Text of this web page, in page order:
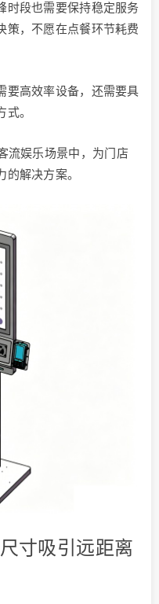
时段也需要保持稳定服务
策，不愿在点餐环节耗费
要高效率设备，还需要具
式。
流娱乐场景中，为门店
解决方案。
寸吸引远距离